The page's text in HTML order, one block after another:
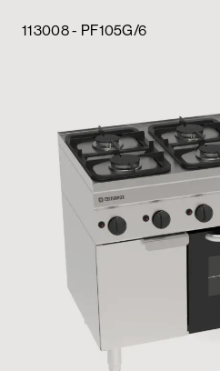
Espace réservé
113008 - PF105G/6